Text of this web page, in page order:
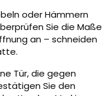
oder Hämmern
Sie die Maße
an – schneiden
Tür, die gegen
Sie den